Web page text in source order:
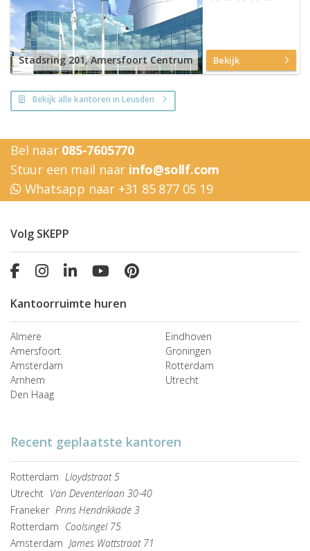
Stadsring 201, Amersfoort Centrum Bekijk
Bekijk alle kantoren in Leusden
Bel naar 085-7605770
Stuur een mail naar info@sollf.com
Whatsapp naar +31 85 877 05 19
Volg SKEPP
Kantoorruimte huren
Almere
Amersfoort
Amsterdam
Arnhem
Den Haag
Eindhoven
Groningen
Rotterdam
Utrecht
Recent geplaatste kantoren
Rotterdam Lloydstraat 5
Utrecht Van Deventerlaan 30-40
Franeker Prins Hendrikkade 3
Rotterdam Coolsingel 75
Amsterdam James Wattstraat 71